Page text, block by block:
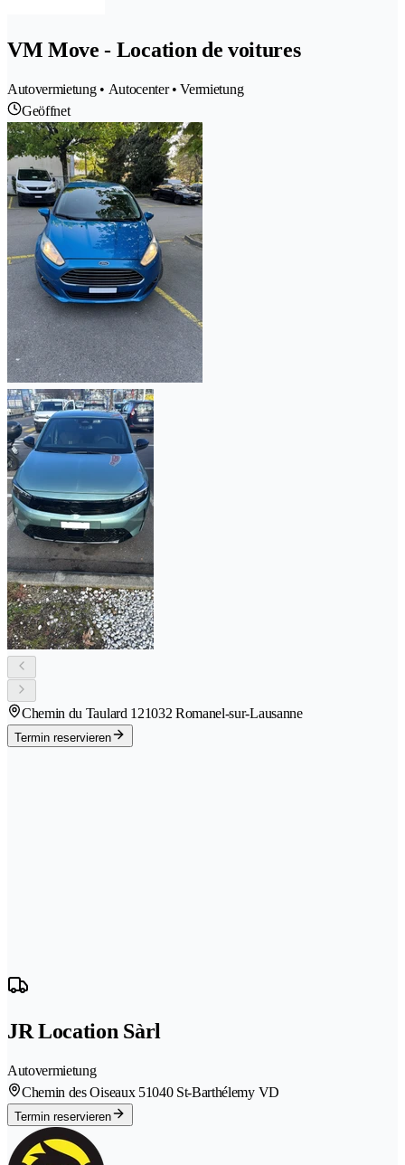
VM Move - Location de voitures
Autovermietung • Autocenter • Vermietung
Geöffnet
Chemin du Taulard 121032 Romanel-sur-Lausanne
Termin reservieren
JR Location Sàrl
Autovermietung
Chemin des Oiseaux 51040 St-Barthélemy VD
Termin reservieren